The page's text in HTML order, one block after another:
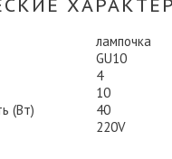
лампочка
GU10
4
10
(Вт)
40
220V